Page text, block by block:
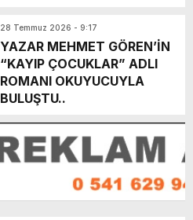
28 Temmuz 2026 - 9:17
YAZAR MEHMET GÖREN’İN
“KAYIP ÇOCUKLAR” ADLI
ROMANI OKUYUCUYLA
BULUŞTU..